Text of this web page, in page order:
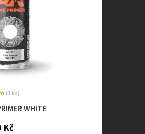
WHITE
(3 ks)
Kč